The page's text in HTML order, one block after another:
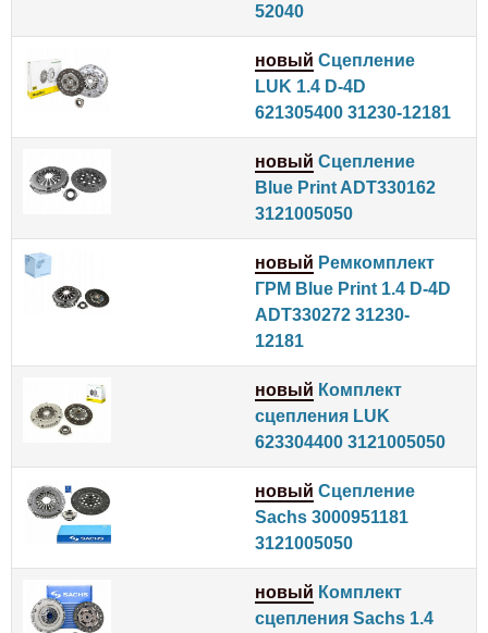
52040
новый Сцепление
LUK 1.4 D-4D
621305400 31230-12181
новый Сцепление
Blue Print ADT330162
3121005050
новый Ремкомплект
ГРМ Blue Print 1.4 D-4D
ADT330272 31230-
12181
новый Комплект
сцепления LUK
623304400 3121005050
новый Сцепление
Sachs 3000951181
3121005050
новый Комплект
сцепления Sachs 1.4